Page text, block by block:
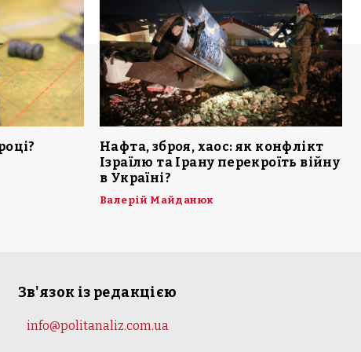
Нафта, зброя, хаос: як конфлікт
Ізраїлю та Ірану перекроїть війну
в Україні?
Валерій Майданюк
Зв'язок із редакцією
info@politanaliz.com.ua